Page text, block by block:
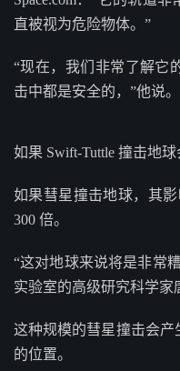
直被视为危险物体。”
“现在，我们非常了解它
击中都是安全的，”他说。
如果 Swift-Tuttle 撞击地球
如果彗星撞击地球，其
300 倍。
“这对地球来说将是非常
实验室的高级研究科学家
这种规模的彗星撞击会
的位置。